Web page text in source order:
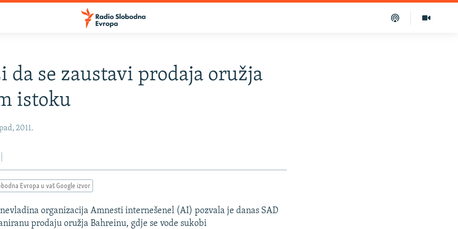
da se zaustavi prodaja oružja
istoku
2011.
Evropa u vaš Google izvor
organizacija Amnesti internešenel (AI) pozvala je danas SAD
prodaju oružja Bahreinu, gdje se vode sukobi